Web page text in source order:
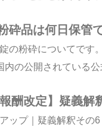
砕品は何日保管
錠の粉砕についてで
内の公開されている
報酬改定】疑義
ップ｜疑義解釈その